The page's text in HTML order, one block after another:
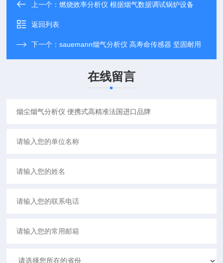
上一个：燃烧效率分析仪 根据烟气数据调试锅炉设备
返回列表
下一个：sauemann烟气分析仪 高寿命传感器 坚固耐用
在线留言